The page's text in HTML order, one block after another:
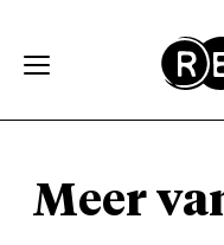
Meer